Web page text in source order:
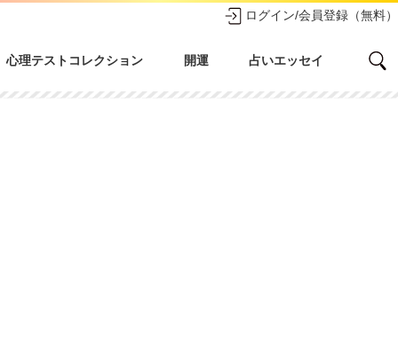
ログイン/会員登録（無料）
心理テストコレクション 開運 占いエッセイ